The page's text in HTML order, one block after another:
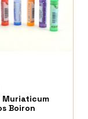
Muriaticum
Boiron